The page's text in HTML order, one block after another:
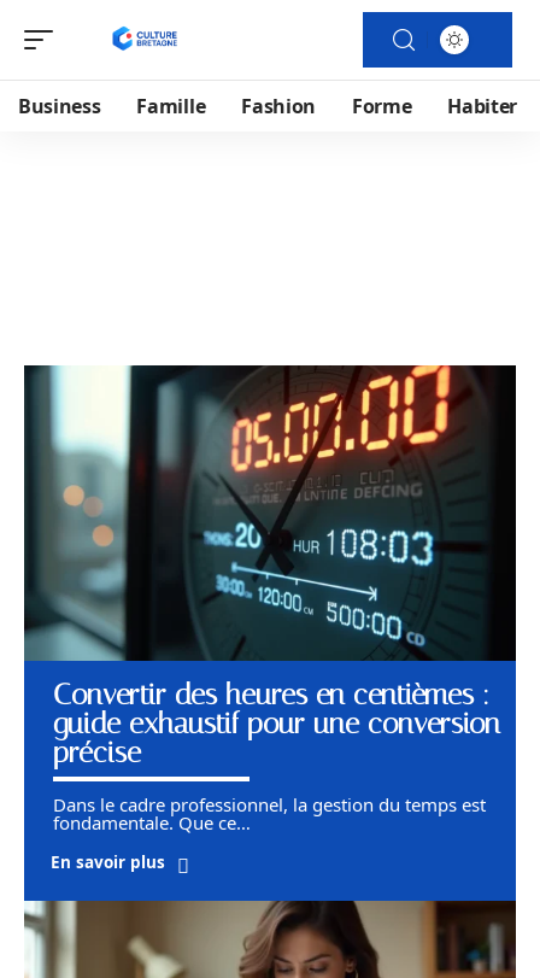
Business Famille Fashion Forme Habiter
Convertir des heures en centièmes :
guide exhaustif pour une conversion
précise
Dans le cadre professionnel, la gestion du temps est
fondamentale. Que ce…
En savoir plus